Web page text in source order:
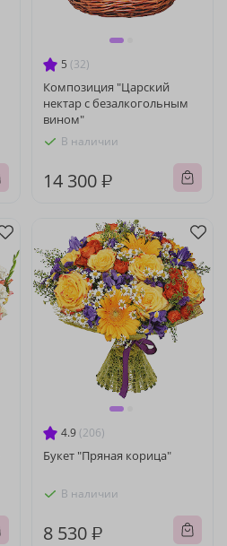
5 (32)
Композиция "Царский
нектар с безалкогольным
вином"
В наличии
14 300 ₽
4.9 (206)
Букет "Пряная корица"
В наличии
8 530 ₽